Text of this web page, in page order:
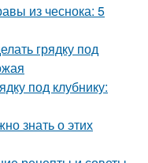
из чеснока: 5
грядку под
под клубнику:
знать о этих